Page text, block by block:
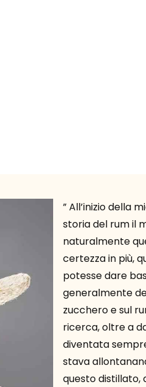
” All’inizio della
storia del rum il
naturalmente
certezza in più,
potesse dare
generalmente
zucchero e sul
ricerca, oltre a
diventata
stava
questo distillato,